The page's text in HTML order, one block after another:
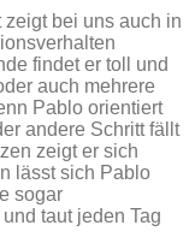
zeigt bei uns auch in
findet er toll und
auch mehrere
Pablo orientiert
andere Schritt fällt
zeigt er sich
lässt sich Pablo
sogar
taut jeden Tag